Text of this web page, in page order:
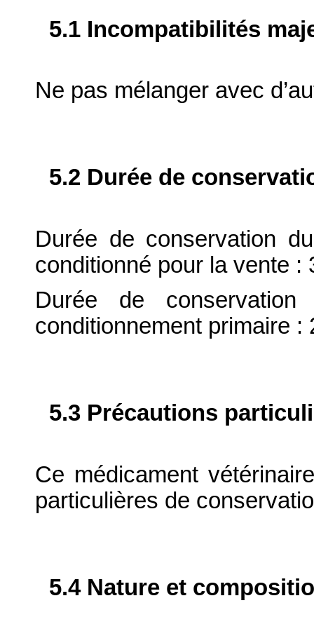
5.1 Incompatibilités
Ne pas mélanger avec
5.2 Durée de
Durée de conservation
conditionné pour la vente :
Durée de
conditionnement primaire :
5.3 Précautions
Ce médicament
particulières de
5.4 Nature et